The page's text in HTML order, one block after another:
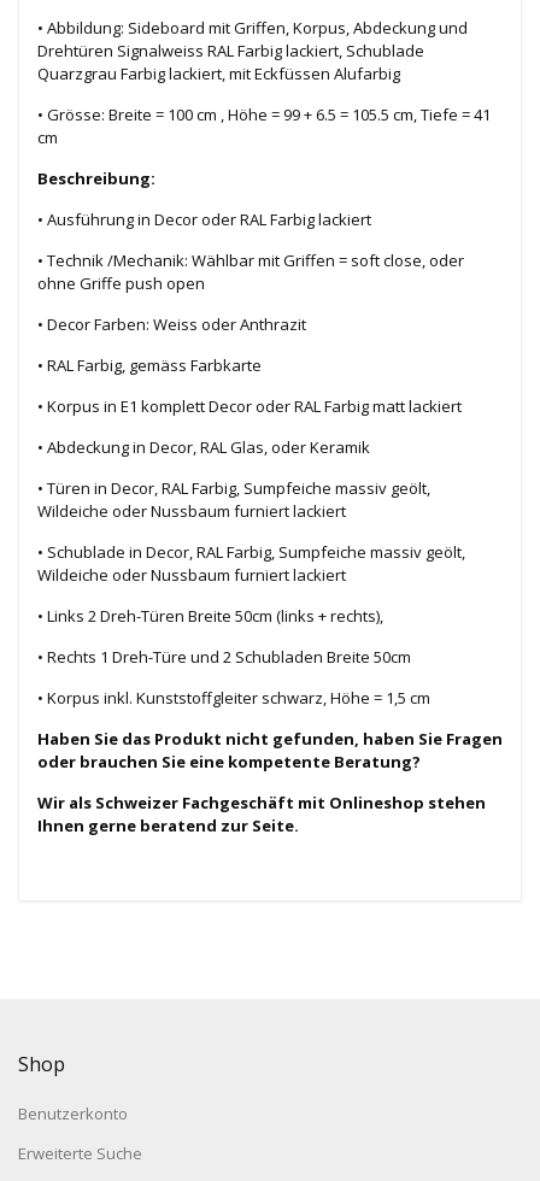
• Abbildung: Sideboard mit Griffen, Korpus, Abdeckung und
Drehtüren Signalweiss RAL Farbig lackiert, Schublade
Quarzgrau Farbig lackiert, mit Eckfüssen Alufarbig
• Grösse: Breite = 100 cm , Höhe = 99 + 6.5 = 105.5 cm, Tiefe = 41
cm
Beschreibung:
• Ausführung in Decor oder RAL Farbig lackiert
• Technik /Mechanik: Wählbar mit Griffen = soft close, oder
ohne Griffe push open
• Decor Farben: Weiss oder Anthrazit
• RAL Farbig, gemäss Farbkarte
• Korpus in E1 komplett Decor oder RAL Farbig matt lackiert
• Abdeckung in Decor, RAL Glas, oder Keramik
• Türen in Decor, RAL Farbig, Sumpfeiche massiv geölt,
Wildeiche oder Nussbaum furniert lackiert
• Schublade in Decor, RAL Farbig, Sumpfeiche massiv geölt,
Wildeiche oder Nussbaum furniert lackiert
• Links 2 Dreh-Türen Breite 50cm (links + rechts),
• Rechts 1 Dreh-Türe und 2 Schubladen Breite 50cm
• Korpus inkl. Kunststoffgleiter schwarz, Höhe = 1,5 cm
Haben Sie das Produkt nicht gefunden, haben Sie Fragen
oder brauchen Sie eine kompetente Beratung?
Wir als Schweizer Fachgeschäft mit Onlineshop stehen
Ihnen gerne beratend zur Seite.
Shop
Benutzerkonto
Erweiterte Suche